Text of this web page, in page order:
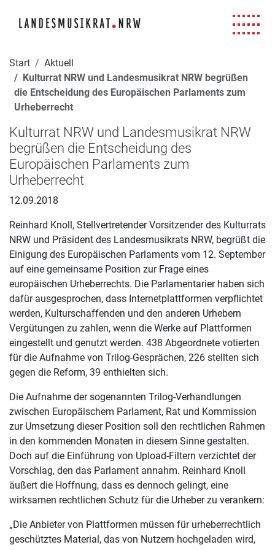
Start
Aktuell
Kulturrat NRW und Landesmusikrat NRW begrüßen
die Entscheidung des Europäischen Parlaments zum
Urheberrecht
Kulturrat NRW und Landesmusikrat NRW
begrüßen die Entscheidung des
Europäischen Parlaments zum
Urheberrecht
12.09.2018
Reinhard Knoll, Stellvertretender Vorsitzender des Kulturrats
NRW und Präsident des Landesmusikrats NRW, begrüßt die
Einigung des Europäischen Parlaments vom 12. September
auf eine gemeinsame Position zur Frage eines
europäischen Urheberrechts. Die Parlamentarier haben sich
dafür ausgesprochen, dass Internetplattformen verpflichtet
werden, Kulturschaffenden und den anderen Urhebern
Vergütungen zu zahlen, wenn die Werke auf Plattformen
eingestellt und genutzt werden. 438 Abgeordnete votierten
für die Aufnahme von Trilog-Gesprächen, 226 stellten sich
gegen die Reform, 39 enthielten sich.
Die Aufnahme der sogenannten Trilog-Verhandlungen
zwischen Europäischem Parlament, Rat und Kommission
zur Umsetzung dieser Position soll den rechtlichen Rahmen
in den kommenden Monaten in diesem Sinne gestalten.
Doch auf die Einführung von Upload-Filtern verzichtet der
Vorschlag, den das Parlament annahm. Reinhard Knoll
äußert die Hoffnung, dass es dennoch gelingt, eine
wirksamen rechtlichen Schutz für die Urheber zu verankern:
„Die Anbieter von Plattformen müssen für urheberrechtlich
geschütztes Material, das von Nutzern hochgeladen wird,